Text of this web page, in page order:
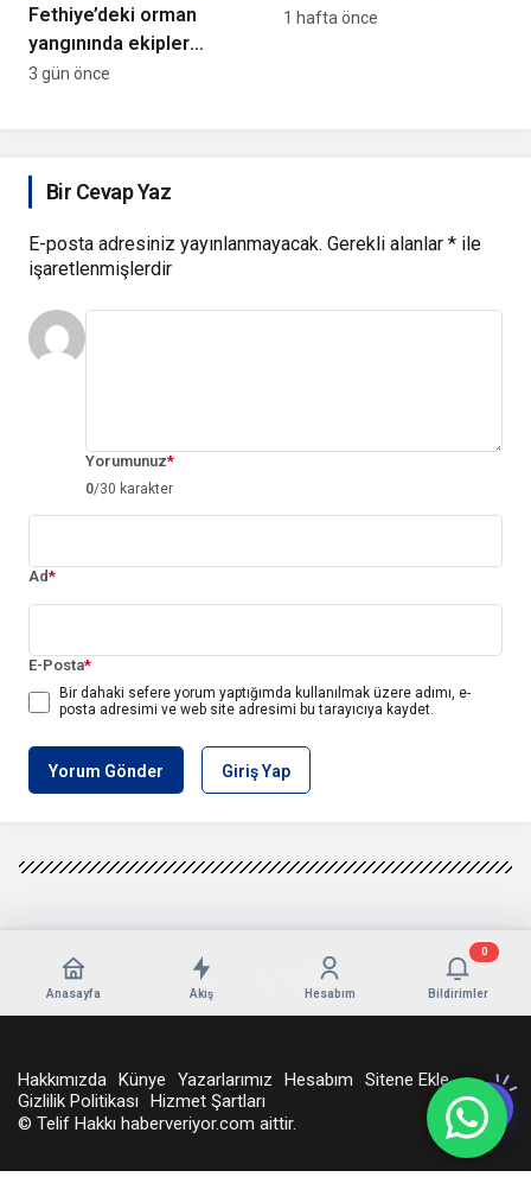
Fethiye’deki orman
yangınında ekipler
anında müdahale ediyor
3 gün önce
Tuzaklarıyla Verim
1 hafta önce
Bir Cevap Yaz
E-posta adresiniz yayınlanmayacak. Gerekli alanlar * ile
işaretlenmişlerdir
Yorumunuz*
0/30 karakter
Ad*
E-Posta*
Bir dahaki sefere yorum yaptığımda kullanılmak üzere adımı, e-
posta adresimi ve web site adresimi bu tarayıcıya kaydet.
Yorum Gönder Giriş Yap
Anasayfa Akış Hesabım Bildirimler
0
Hakkımızda Künye Yazarlarımız Hesabım
Sitene Ekle
Gizlilik Politikası
Hizmet Şartları
© Telif Hakkı haberveriyor.com aittir.